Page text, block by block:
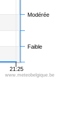
21:25
Faible
Modérée
www.meteobelgique.be